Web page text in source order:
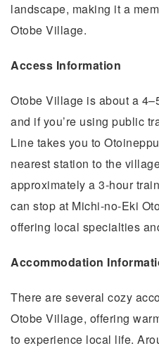
landscape, making it a
Otobe Village.
Access Information
Otobe Village is about a
and if you’re using public
Line takes you to
nearest station to the
approximately a 3-hour
can stop at Michi-no-Eki
offering local specialties
Accommodation
There are several cozy
Otobe Village, offering
to experience local life.